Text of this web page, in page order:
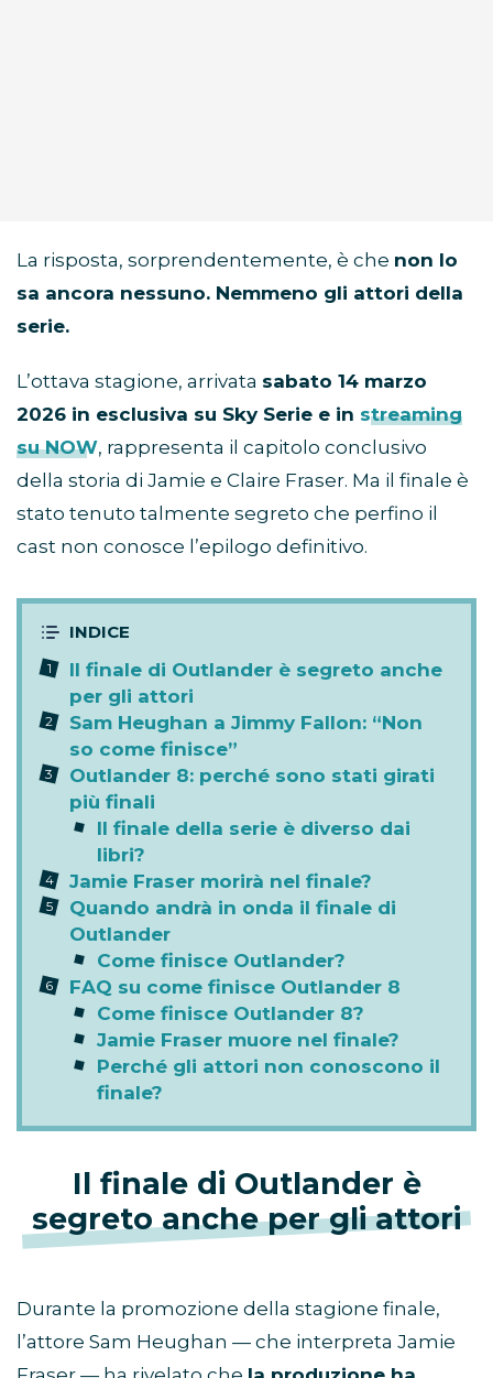
La risposta, sorprendentemente, è che non lo
sa ancora nessuno. Nemmeno gli attori della
serie.
L’ottava stagione, arrivata sabato 14 marzo
2026 in esclusiva su Sky Serie e in streaming
su NOW, rappresenta il capitolo conclusivo
della storia di Jamie e Claire Fraser. Ma il finale è
stato tenuto talmente segreto che perfino il
cast non conosce l’epilogo definitivo.
Il finale di Outlander è segreto anche
per gli attori
Sam Heughan a Jimmy Fallon: “Non
so come finisce”
Outlander 8: perché sono stati girati
più finali
Il finale della serie è diverso dai
libri?
Jamie Fraser morirà nel finale?
Quando andrà in onda il finale di
Outlander
Come finisce Outlander?
FAQ su come finisce Outlander 8
Come finisce Outlander 8?
Jamie Fraser muore nel finale?
Perché gli attori non conoscono il
finale?
Il finale di Outlander è
segreto anche per gli attori
Durante la promozione della stagione finale,
l’attore Sam Heughan — che interpreta Jamie